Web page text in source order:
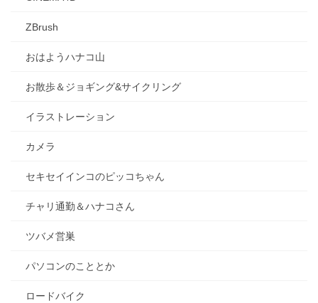
ZBrush
おはようハナコ山
お散歩＆ジョギング&サイクリング
イラストレーション
カメラ
セキセイインコのピッコちゃん
チャリ通勤＆ハナコさん
ツバメ営巣
パソコンのこととか
ロードバイク